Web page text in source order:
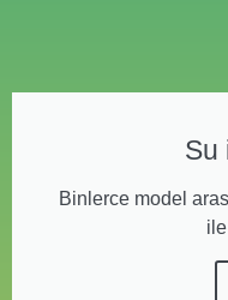
Su
Binlerce model